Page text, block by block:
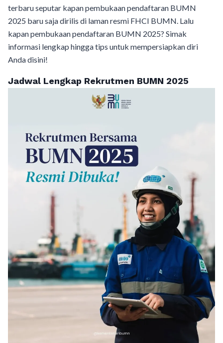
terbaru seputar kapan pembukaan pendaftaran BUMN
2025 baru saja dirilis di laman resmi FHCI BUMN. Lalu
kapan pembukaan pendaftaran BUMN 2025? Simak
informasi lengkap hingga tips untuk mempersiapkan diri
Anda disini!
Jadwal Lengkap Rekrutmen BUMN 2025